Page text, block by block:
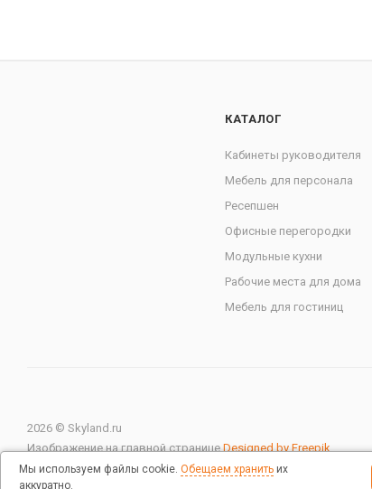
КАТАЛОГ
Кабинеты руководителя
Мебель для персонала
Ресепшен
Офисные перегородки
Модульные кухни
Рабочие места для дома
Мебель для гостиниц
2026 © Skyland.ru
Изображение на главной страницеDesigned by Freepik
Мы используем файлы cookie. Обещаем хранить их
аккуратно.